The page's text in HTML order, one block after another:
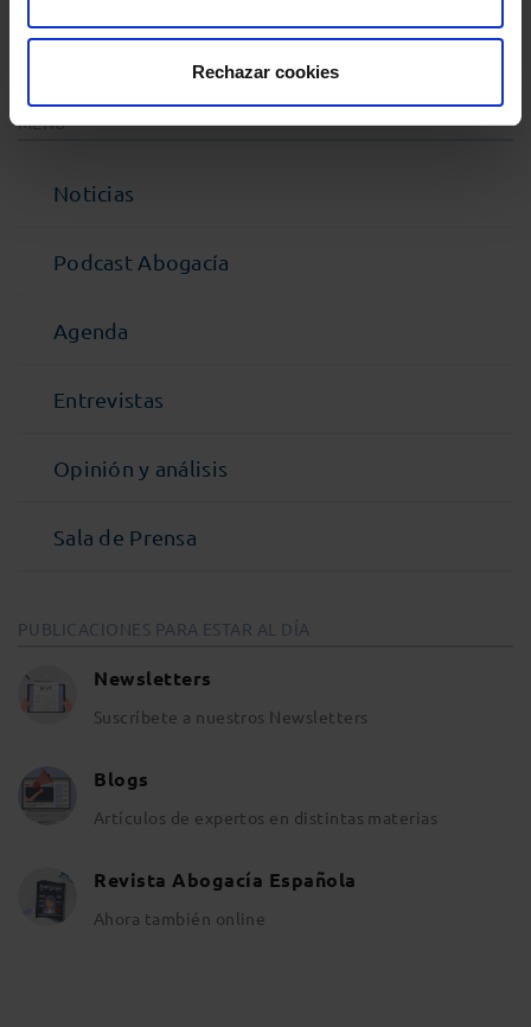
Rechazar cookies
Comparte:
MENÚ
Noticias
Podcast Abogacía
Agenda
Entrevistas
Opinión y análisis
Sala de Prensa
PUBLICACIONES PARA ESTAR AL DÍA
Newsletters
Suscríbete a nuestros Newsletters
Blogs
Artículos de expertos en distintas materias
Revista Abogacía Española
Ahora también online